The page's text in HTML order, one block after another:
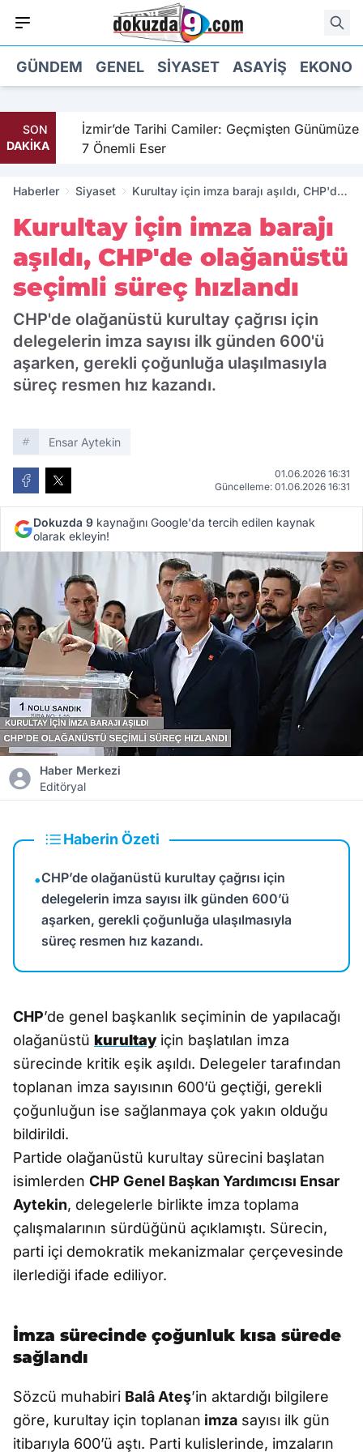
GÜNDEM GENEL SIYASET ASAYIŞ
SON
DAKİKA
İzmir’de Tarihi Camiler: Geçmişten Günümüze
7 Önemli Eser
Haberler Siyaset
Kurultay için imza barajı aşıldı, CHP'de
Kurultay için imza barajı
aşıldı, CHP'de olağanüstü
seçimli süreç hızlandı
CHP'de olağanüstü kurultay çağrısı için
delegelerin imza sayısı ilk günden 600'ü
aşarken, gerekli çoğunluğa ulaşılmasıyla
süreç resmen hız kazandı.
Ensar Aytekin
01.06.2026 16:31
Güncelleme: 01.06.2026 16:31
Dokuzda 9 kaynağını Google'da tercih edilen kaynak
olarak ekleyin!
Haber Merkezi
Editöryal
Haberin Özeti
•CHP’de olağanüstü kurultay çağrısı için
delegelerin imza sayısı ilk günden 600’ü
aşarken, gerekli çoğunluğa ulaşılmasıyla
süreç resmen hız kazandı.
CHP’de genel başkanlık seçiminin de yapılacağı
olağanüstü kurultayiçin başlatılan imza
sürecinde kritik eşik aşıldı. Delegeler tarafından
toplanan imza sayısının 600’ü geçtiği, gerekli
çoğunluğun ise sağlanmaya çok yakın olduğu
bildirildi.
Partide olağanüstü kurultay sürecini başlatan
isimlerden CHP Genel Başkan Yardımcısı Ensar
Aytekin, delegelerle birlikte imza toplama
çalışmalarının sürdüğünü açıklamıştı. Sürecin,
parti içi demokratik mekanizmalar çerçevesinde
ilerlediği ifade ediliyor.
İmza sürecinde çoğunluk kısa sürede
sağlandı
Sözcü muhabiri Balâ Ateş’in aktardığı bilgilere
göre, kurultay için toplanan imza sayısı ilk gün
itibarıyla 600’ü aştı. Parti kulislerinde, imzaların